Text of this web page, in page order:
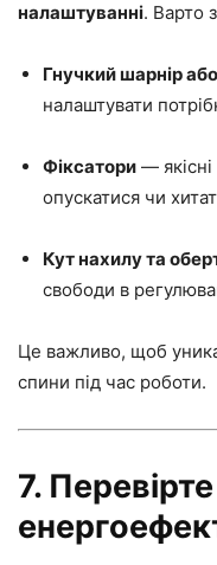
налаштуванні. Варто
Гнучкий шарнір
налаштувати
Фіксатори —
опускатися чи
Кут нахилу та
свободи в
Це важливо, щоб
спини під час роботи.
7.